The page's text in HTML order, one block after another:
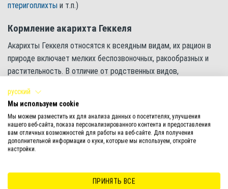
птеригоплихты и т.п.)
Кормление акарихта Геккеля
Акарихты Геккеля относятся к всеядным видам, их рацион в
природе включает мелких беспозвоночных, ракообразных и
растительность. В отличие от родственных видов,
толще воды, что необходимо учитывать при выборе
подходящих кормов в аквариуме.
Основой рациона желательно делать качественные сухие
корма. Они обеспечивают оптимальный баланс белков, жиров
что позволяет поддерживать здоровье и насыщенную окраску
русский
Мы используем cookie
Мы можем разместить их для анализа данных о посетителях, улучшения
нашего веб-сайта, показа персонализированного контента и предоставления
вам отличных возможностей для работы на веб-сайте. Для получения
дополнительной информации о куки, которые мы используем, откройте
настройки.
ПРИНЯТЬ ВСЕ